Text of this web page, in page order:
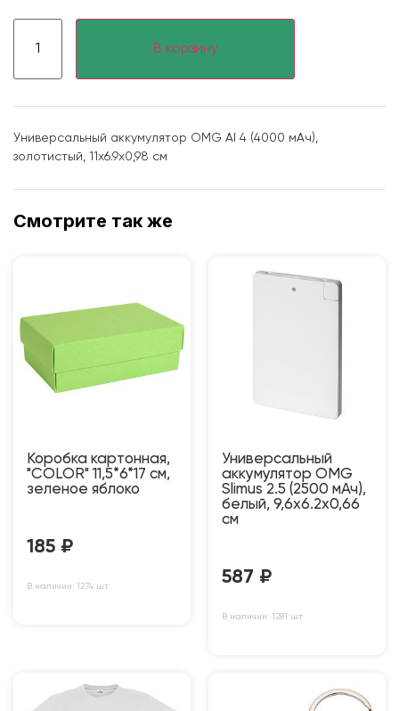
В корзину
Универсальный аккумулятор OMG Al 4 (4000 мАч),
золотистый, 11х6.9х0,98 см
Смотрите так же
Коробка картонная,
"COLOR" 11,5*6*17 см,
зеленое яблоко
185 ₽
В наличии: 1274 шт
Универсальный
аккумулятор OMG
Slimus 2.5 (2500 мАч),
белый, 9,6х6.2х0,66
см
587 ₽
В наличии: 1281 шт